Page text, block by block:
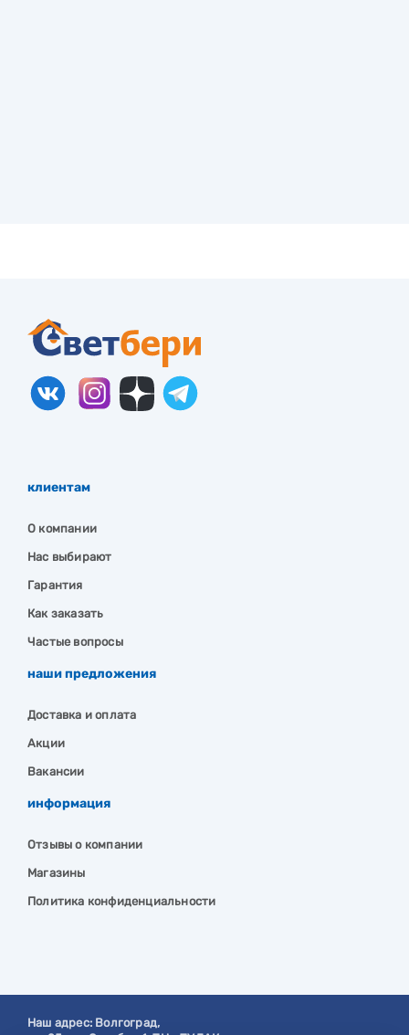
клиентам
О компании
Нас выбирают
Гарантия
Как заказать
Частые вопросы
наши предложения
Доставка и оплата
Акции
Вакансии
информация
Отзывы о компании
Магазины
Политика конфиденциальности
Наш адрес: Волгоград,